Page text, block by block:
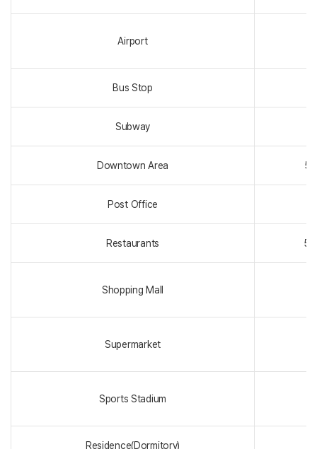
Airport
Bus Stop
Subway
Downtown Area
Post Office
Restaurants
Shopping Mall
Supermarket
Sports Stadium
Residence(Dormitory)